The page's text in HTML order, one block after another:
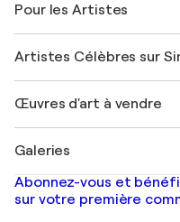
Offrir une carte cadeau
Rejoignez notre
Mon compte
+33 1 76 44 06 42
FAQ
Magazine Singulart
Emplois
Découvrez une sélection
Pour les Artistes
Se connecter en tant
Artistes Célèbres sur
Marc Chagall
Banksy
Mr. Brainwash
Shepard Fairey
Œuvres d'art à vendre
Tableaux abstraits à
Peintures de paysage
Estampes
Galeries
Galeries d'art en France
Galeries d'art en Belgique
Abonnez-vous et
sur votre première